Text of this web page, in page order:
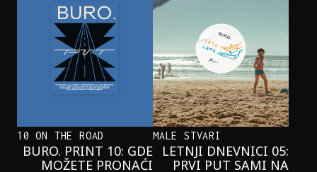
ONAJ JEDAN PROIZVOD KOJI
STALNO SELIMO SA POLICE U
TORBE
10 ON THE ROAD
BURO. PRINT 10: GDE
MOŽETE PRONAĆI
MALE STVARI
LETNJI DNEVNICI 05:
PRVI PUT SAMI NA